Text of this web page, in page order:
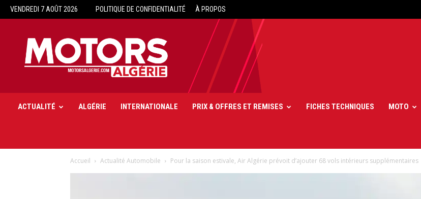
VENDREDI 7 AOÛT 2026 POLITIQUE DE CONFIDENTIALITÉ À PROPOS
Motors
Algérie
ACTUALITÉ ALGÉRIE INTERNATIONALE PRIX & OFFRES ET REMISES FICHES TECHNIQUES MOTO
Accueil Actualité Automobile Pour la saison estivale, Air Algérie prévoit d’ajouter 68 vols intérieurs supplémentaires